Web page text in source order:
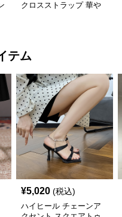
クロスストラップ 華や
テム
¥5,020 (税込)
ハイヒール チェーンア